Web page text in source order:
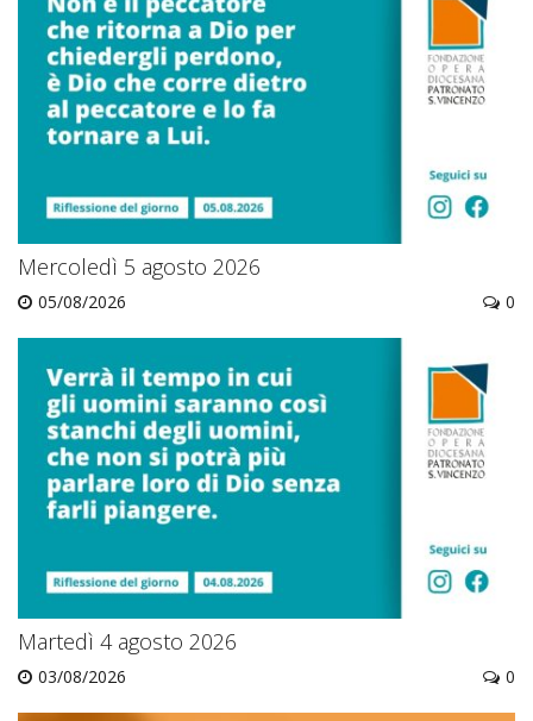
Mercoledì 5 agosto 2026
05/08/2026 0
Martedì 4 agosto 2026
03/08/2026 0